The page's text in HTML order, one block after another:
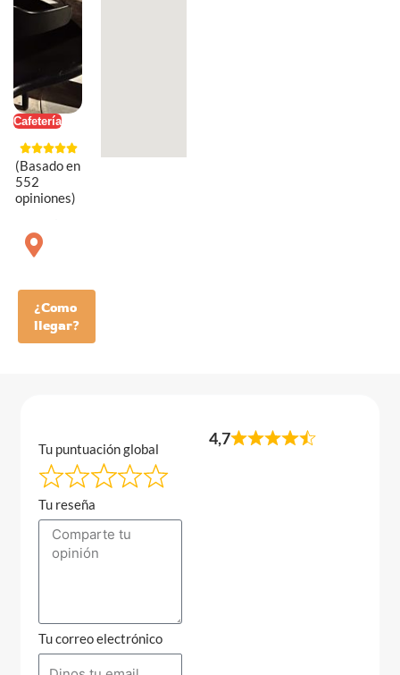
Cafetería
(Basado en
552
opiniones)
¿Como
llegar?
Tu puntuación global
Tu reseña
Tu correo electrónico
4,7